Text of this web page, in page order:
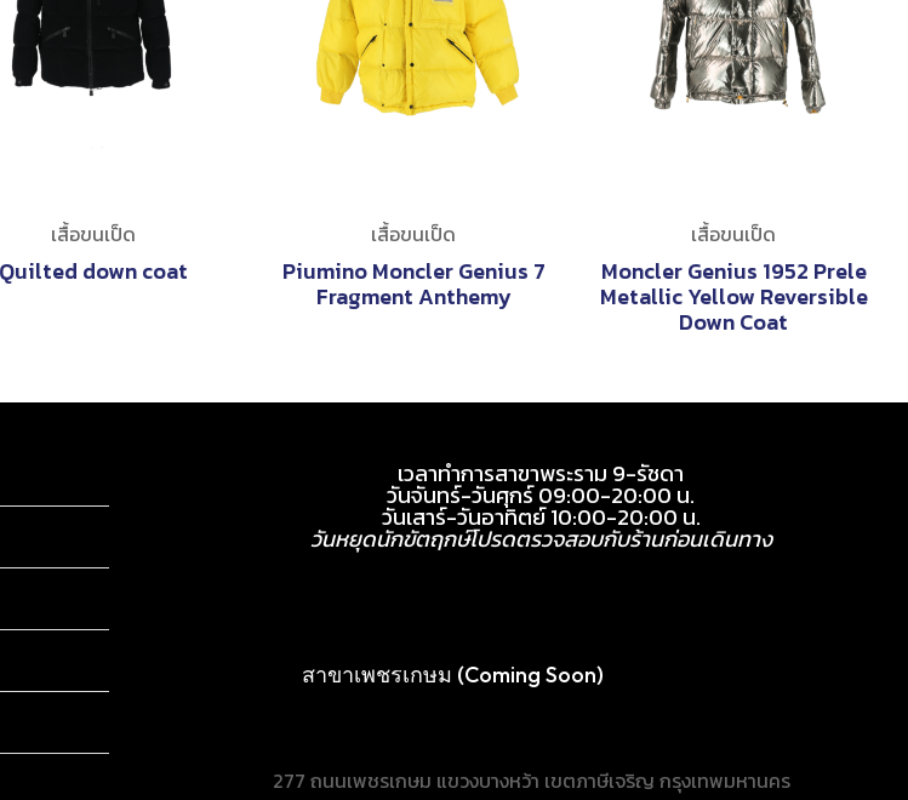
เสื้อขนเป็ด
Quilted down coat
เสื้อขนเป็ด
Piumino Moncler Genius 7
Fragment Anthemy
เสื้อขนเป็ด
Moncler Genius 1952 Prele
Metallic Yellow Reversible
Down Coat
เวลาทำการสาขาพระราม 9-รัชดา
วันจันทร์-วันศุกร์ 09:00-20:00 น.
วันเสาร์-วันอาทิตย์ 10:00-20:00 น.
วันหยุดนักขัตฤกษ์โปรดตรวจสอบกับร้านก่อนเดินทาง
ยังไม่เปิดให้บริการ
131/1, 141/1 อาคาร The Shoppes at Belle, Rama IX Rd, Huai